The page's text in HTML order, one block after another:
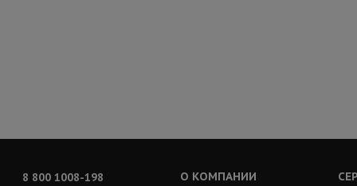
8 800 1008-198
О КОМПАНИИ